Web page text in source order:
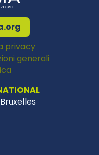
privacy
generali